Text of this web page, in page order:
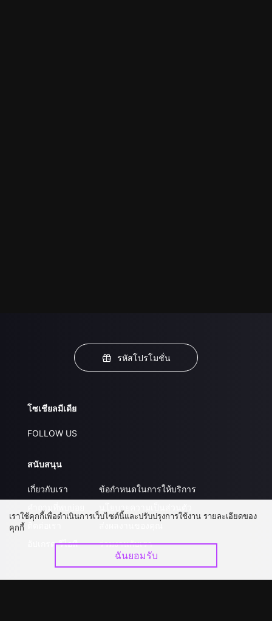
รหัสโปรโมชั่น
โซเชียลมีเดีย
FOLLOW US
สนับสนุน
เกี่ยวกับเรา
อัปเกรด วีไอพี
ข้อกำหนดในการให้บริการ
ร่วมงานกับเรา
เราใช้คุกกี้เพื่อดำเนินการเว็บไซต์นี้และปรับปรุงการใช้งาน รายละเอียดของ
คุกกี้
ฉันยอมรับ